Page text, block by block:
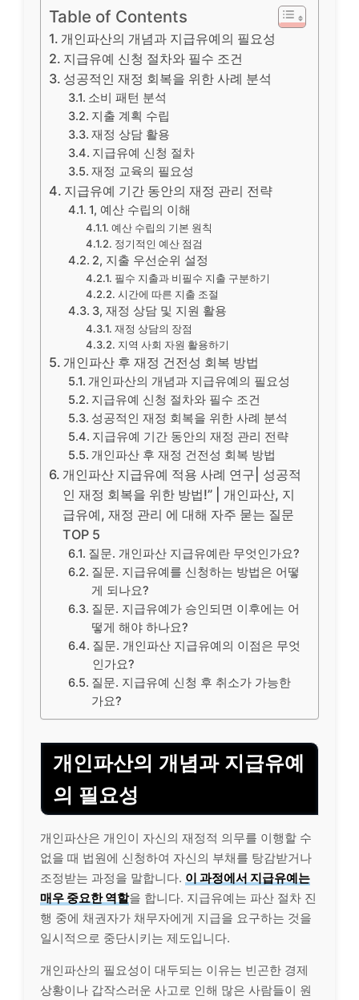
Table of Contents
개인파산의 개념과 지급유예의 필요성
지급유예 신청 절차와 필수 조건
성공적인 재정 회복을 위한 사례 분석
소비 패턴 분석
지출 계획 수립
재정 상담 활용
지급유예 신청 절차
재정 교육의 필요성
지급유예 기간 동안의 재정 관리 전략
1, 예산 수립의 이해
예산 수립의 기본 원칙
정기적인 예산 점검
2, 지출 우선순위 설정
필수 지출과 비필수 지출 구분하기
시간에 따른 지출 조절
3, 재정 상담 및 지원 활용
재정 상담의 장점
지역 사회 자원 활용하기
개인파산 후 재정 건전성 회복 방법
개인파산의 개념과 지급유예의 필요성
지급유예 신청 절차와 필수 조건
성공적인 재정 회복을 위한 사례 분석
지급유예 기간 동안의 재정 관리 전략
개인파산 후 재정 건전성 회복 방법
개인파산 지급유예 적용 사례 연구| 성공적
인 재정 회복을 위한 방법!” | 개인파산, 지
급유예, 재정 관리 에 대해 자주 묻는 질문
TOP 5
질문. 개인파산 지급유예란 무엇인가요?
질문. 지급유예를 신청하는 방법은 어떻
게 되나요?
질문. 지급유예가 승인되면 이후에는 어
떻게 해야 하나요?
질문. 개인파산 지급유예의 이점은 무엇
인가요?
질문. 지급유예 신청 후 취소가 가능한
가요?
개인파산의 개념과 지급유예
의 필요성
개인파산은 개인이 자신의 재정적 의무를 이행할 수
없을 때 법원에 신청하여 자신의 부채를 탕감받거나
조정받는 과정을 말합니다. 이 과정에서 지급유예는
매우 중요한 역할을 합니다. 지급유예는 파산 절차 진
행 중에 채권자가 채무자에게 지급을 요구하는 것을
일시적으로 중단시키는 제도입니다.
개인파산의 필요성이 대두되는 이유는 빈곤한 경제
상황이나 갑작스러운 사고로 인해 많은 사람들이 원